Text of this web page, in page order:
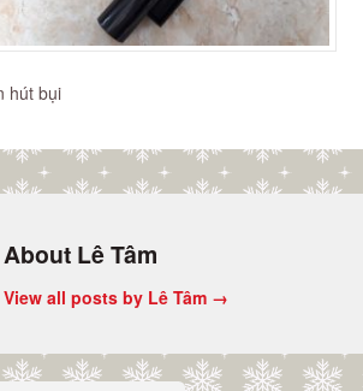
hút bụi
About Lê Tâm
View all posts by Lê Tâm →